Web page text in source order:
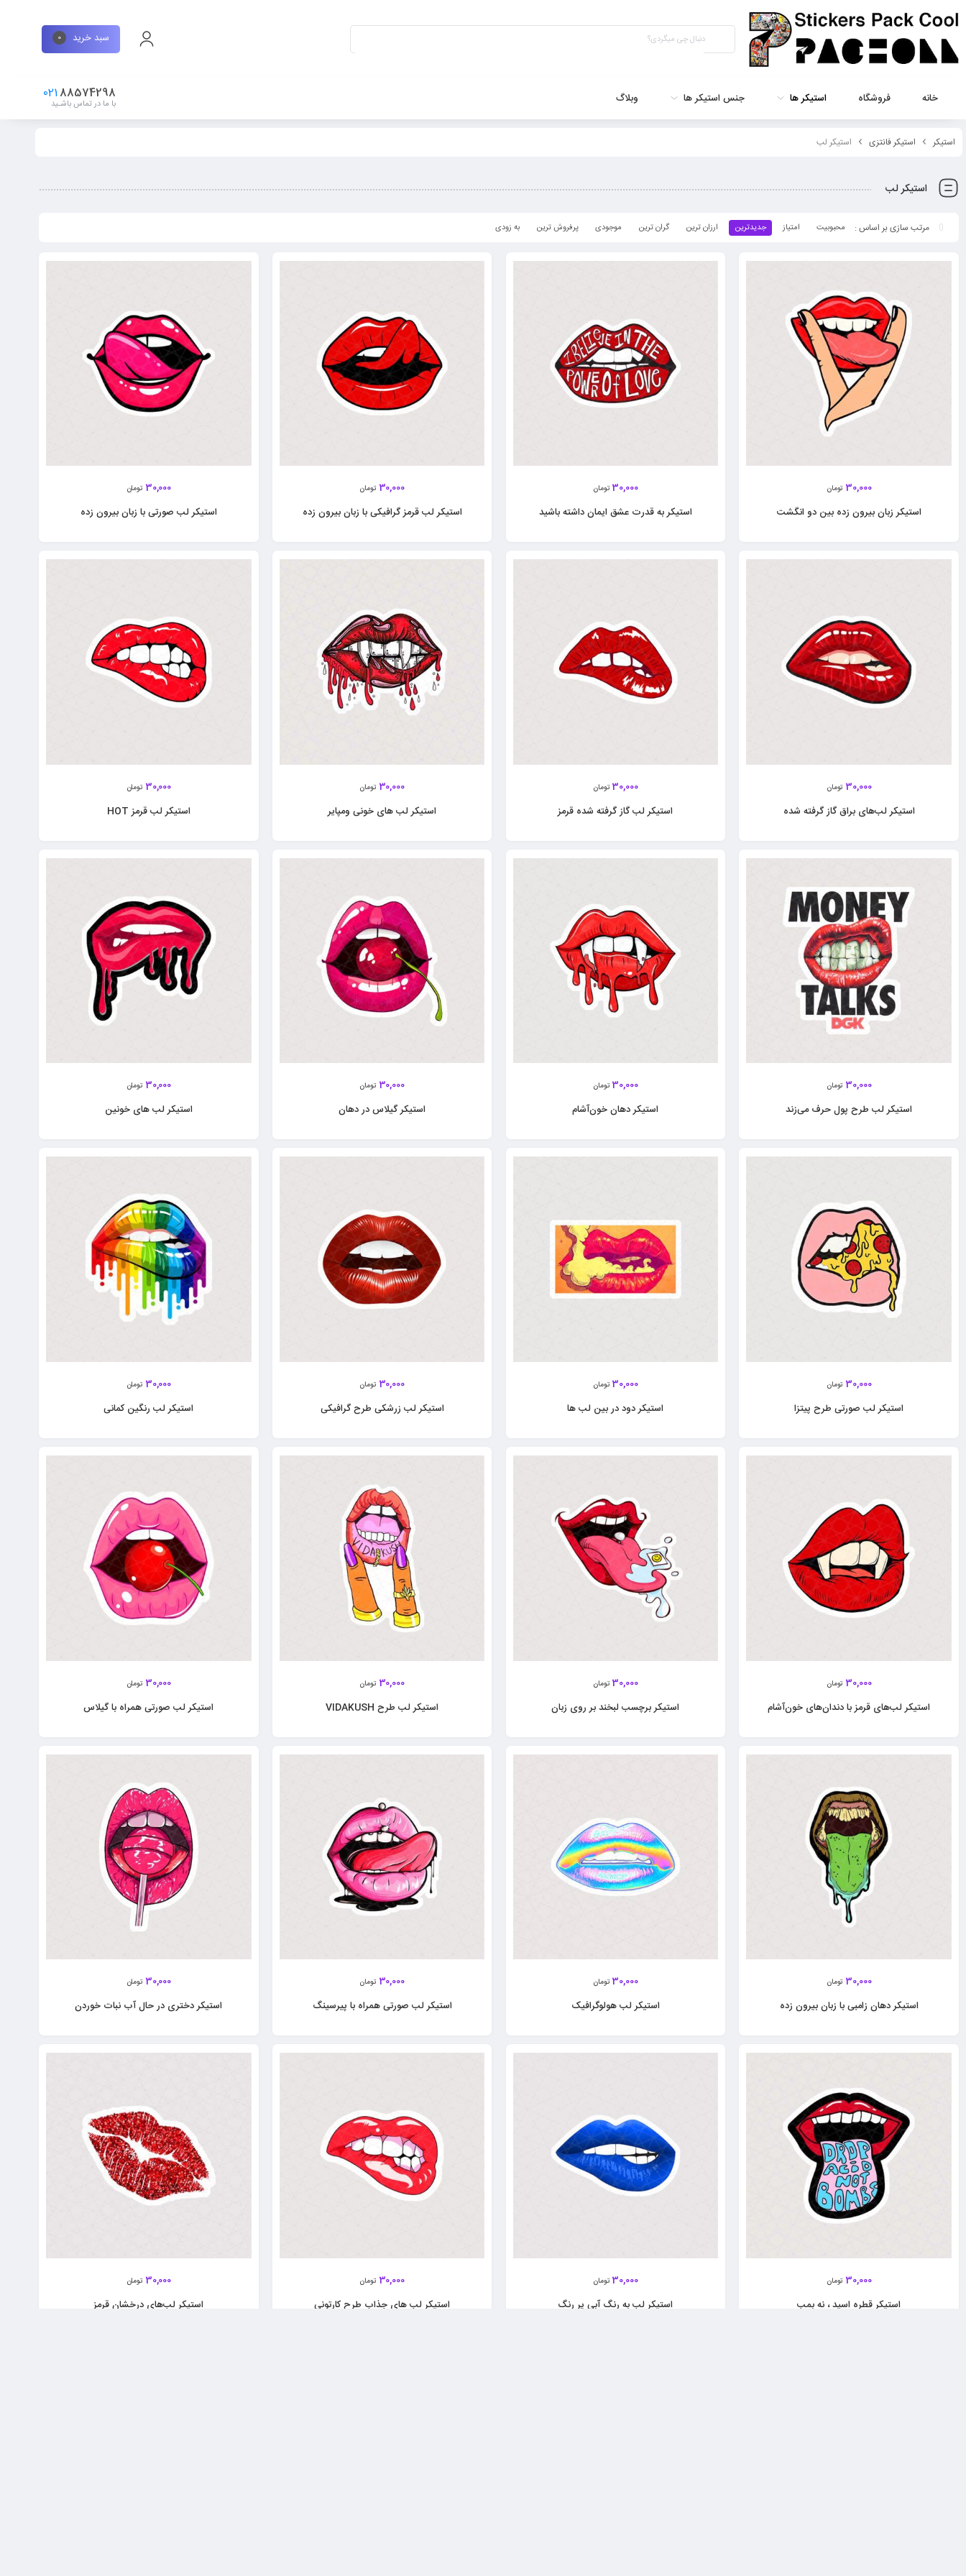
سبد خرید 0
خانه فروشگاه استیکر ها جنس استیکر ها وبلاگ 88574298
021
با ما در تماس باشـید
استیکر استیکر فانتزی استیکر لب
استیکر لب
محبوبیت امتیاز جدیدترین ارزان ترین گران ترین موجودی پرفروش ترین به زودی
30,000 تومان
استیکر زبان بیرون زده بین دو انگشت
30,000 تومان
استیکر به قدرت عشق ایمان داشته باشید
30,000 تومان
استیکر لب قرمز گرافیکی با زبان بیرون زده
30,000 تومان
استیکر لب صورتی با زبان بیرون زده
30,000 تومان
استیکر لب‌های براق گاز گرفته شده
30,000 تومان
استیکر لب گاز گرفته شده قرمز
30,000 تومان
استیکر لب های خونی ومپایر
30,000 تومان
استیکر لب قرمز HOT
30,000 تومان
استیکر لب طرح پول حرف می‌زند
30,000 تومان
استیکر دهان خون‌آشام
30,000 تومان
استیکر گیلاس در دهان
30,000 تومان
استیکر لب های خونین
30,000 تومان
استیکر لب صورتی طرح پیتزا
30,000 تومان
استیکر دود در بین لب ها
30,000 تومان
استیکر لب‌ زرشکی طرح گرافیکی
30,000 تومان
استیکر لب رنگین کمانی
30,000 تومان
استیکر لب‌های قرمز با دندان‌های خون‌آشام
30,000 تومان
استیکر برچسب لبخند بر روی زبان
30,000 تومان
استیکر لب‌ طرح VIDAKUSH
30,000 تومان
استیکر لب‌ صورتی همراه با گیلاس
30,000 تومان
استیکر دهان زامبی با زبان بیرون زده
30,000 تومان
استیکر لب هولوگرافیک
30,000 تومان
استیکر لب‌ صورتی همراه با پیرسینگ
30,000 تومان
استیکر دختری در حال آب نبات خوردن
30,000 تومان
استیکر قطره اسید ، نه بمب
30,000 تومان
استیکر لب‌ به رنگ آبی پر رنگ
30,000 تومان
استیکر لب‌ های جذاب طرح کارتونی
30,000 تومان
استیکر لب‌های درخشان قرمز